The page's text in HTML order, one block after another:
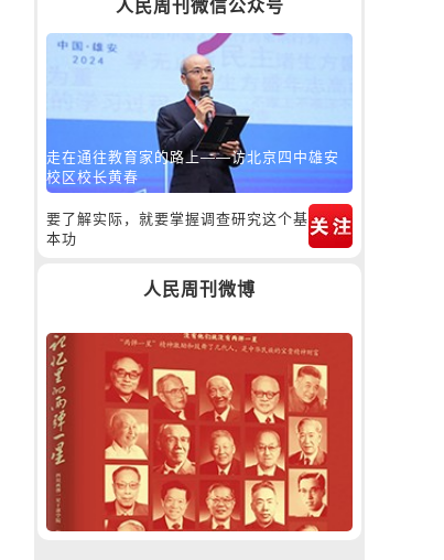
人民周刊微信公众号
走在通往教育家的路上——访北京四中雄安
校区校长黄春
要了解实际，就要掌握调查研究这个基
本功
人民周刊微博